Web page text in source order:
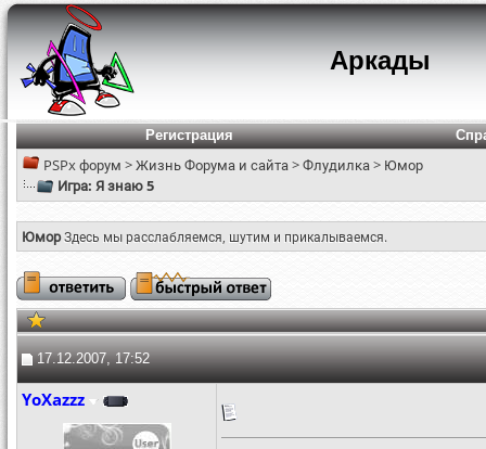
Аркады
Регистрация
PSPx форум >Жизнь Форума и сайта>Флудилка> Юмор
Игра: Я знаю 5
ЮморЗдесь мы расслабляемся, шутим и прикалываемся.
17.12.2007, 17:52
YoXazzz